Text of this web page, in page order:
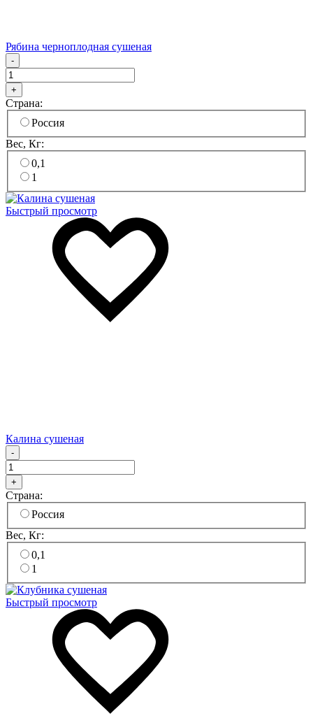
Рябина черноплодная сушеная
-
+
Страна:
Россия
Вес, Кг:
0,1
1
Быстрый просмотр
Калина сушеная
-
+
Страна:
Россия
Вес, Кг:
0,1
1
Быстрый просмотр